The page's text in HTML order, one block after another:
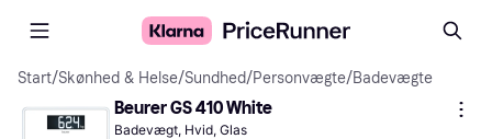
Start/Skønhed & Helse/Sundhed/Personvægte/Badevægte
Beurer GS 410 White
Badevægt, Hvid, Glas